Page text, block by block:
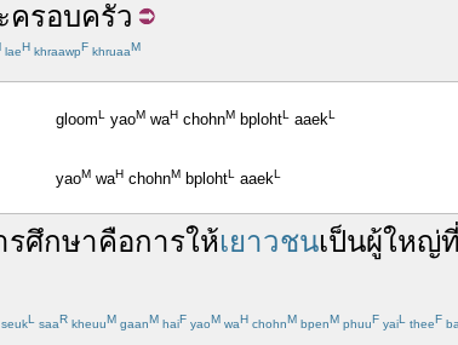
ครอบครัว
laeH khraawpF khruaaM
gloomL yaoM waH chohnM bplohtL aaekL
yaoM waH chohnM bplohtL aaekL
รศึกษาคือการให้เยาวชนเป็นผู้ใหญ่ที่
seukL saaR kheuuM gaanM haiF yaoM waH chohnM bpenM phuuF yaiL theeF